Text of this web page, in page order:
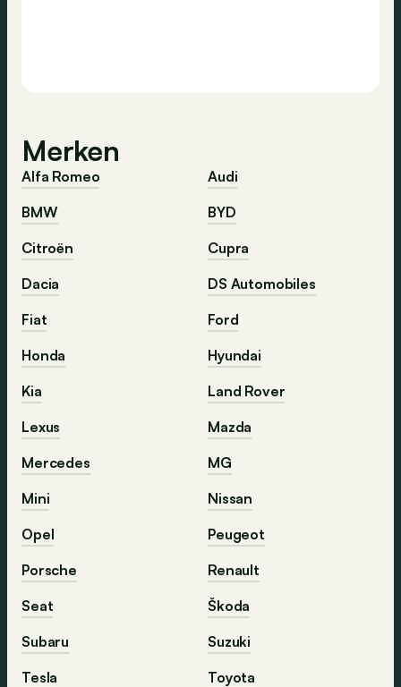
Merken
Alfa Romeo
Audi
BMW
BYD
Citroën
Cupra
Dacia
DS Automobiles
Fiat
Ford
Honda
Hyundai
Kia
Land Rover
Lexus
Mazda
Mercedes
MG
Mini
Nissan
Opel
Peugeot
Porsche
Renault
Seat
Škoda
Subaru
Suzuki
Tesla
Toyota